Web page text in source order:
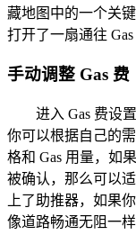
藏地图中的一个关
打开了一扇通往
手动调整 Gas 费
进入 Gas 费设
你可以根据自己的
格和 Gas 用量，如
被确认，那么可以
上了助推器，如果
像道路畅通无阻一